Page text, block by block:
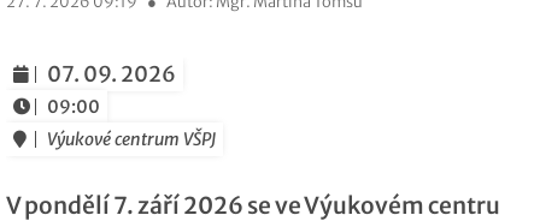
07. 09. 2026
09:00
Výukové centrum VŠPJ
V pondělí 7. září 2026 se ve Výukovém centru